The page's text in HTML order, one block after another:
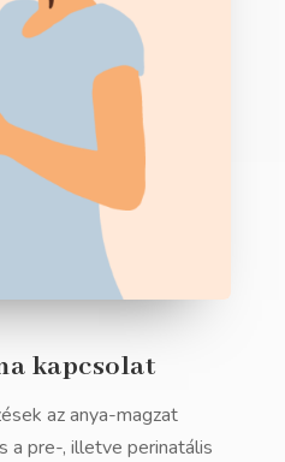
kapcsolat
az anya-magzat
a pre-, illetve perinatális